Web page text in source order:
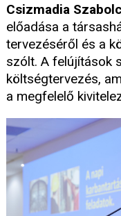
Csizmadia
előadása a
tervezéséről és a
szólt. A felújítások
költségtervezés,
a megfelelő